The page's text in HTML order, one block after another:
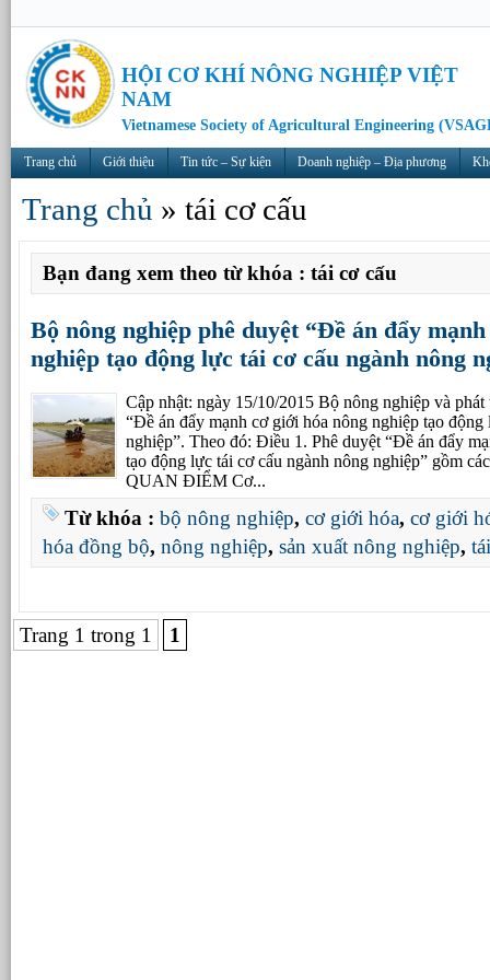
HỘI CƠ KHÍ NÔNG NGHIỆP VIỆT
NAM
Vietnamese Society of Agricultural Engineering
Trang chủ Giới thiệu Tin tức – Sự kiện Doanh nghiệp – Địa phương
Trang chủ » tái cơ cấu
Bạn đang xem theo từ khóa : tái cơ cấu
Bộ nông nghiệp phê duyệt “Đề án đẩy
nghiệp tạo động lực tái cơ cấu ngành nông
Cập nhật: ngày 15/10/2015 Bộ nông nghiệp và
“Đề án đẩy mạnh cơ giới hóa nông nghiệp tạo
nghiệp”. Theo đó: Điều 1. Phê duyệt “Đề án đẩy
tạo động lực tái cơ cấu ngành nông nghiệp” gồm
QUAN ĐIỂM Cơ...
Từ khóa : bộ nông nghiệp, cơ giới hóa, cơ giới
hóa đồng bộ, nông nghiệp, sản xuất nông nghiệp,
Trang 1 trong 1 1